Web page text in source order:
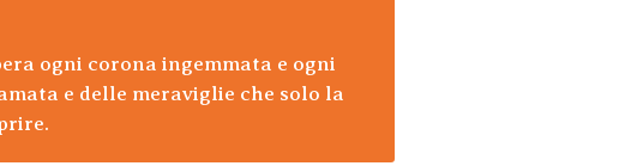
ogni corona ingemmata e ogni
e delle meraviglie che solo la